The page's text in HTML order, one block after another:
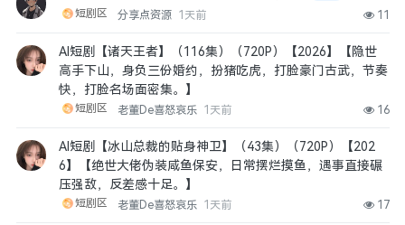
短剧区 分享点资源 1天前 11
AI短剧【诸天王者】（116集）（720P）【2026】【隐世
高手下山，身负三份婚约，扮猪吃虎，打脸豪门古武，节奏
快，打脸名场面密集。】
短剧区 老董De喜怒哀乐 1天前 16
AI短剧【冰山总裁的贴身神卫】（43集）（720P）【202
6】【绝世大佬伪装咸鱼保安，日常摆烂摸鱼，遇事直接碾
压强敌，反差感十足。】
短剧区 老董De喜怒哀乐 1天前 17